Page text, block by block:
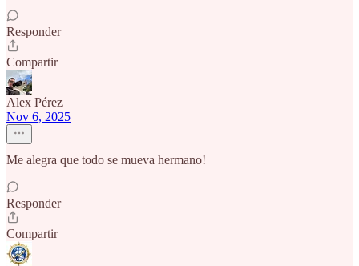
Responder
Compartir
Alex Pérez
Nov 6, 2025
Me alegra que todo se mueva hermano!
Responder
Compartir